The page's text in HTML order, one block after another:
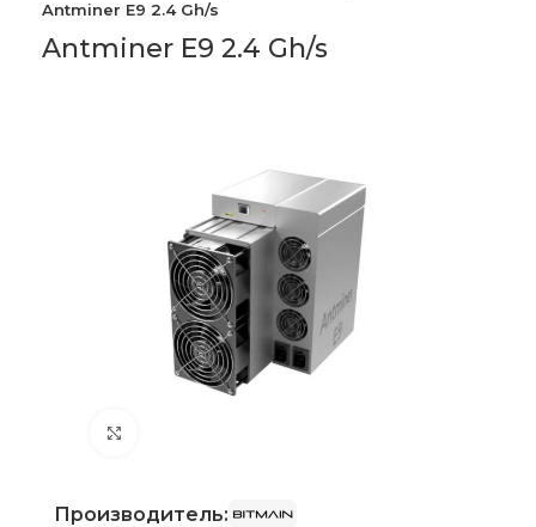
Antminer E9 2.4 Gh/s
Antminer E9 2.4 Gh/s
Производитель: